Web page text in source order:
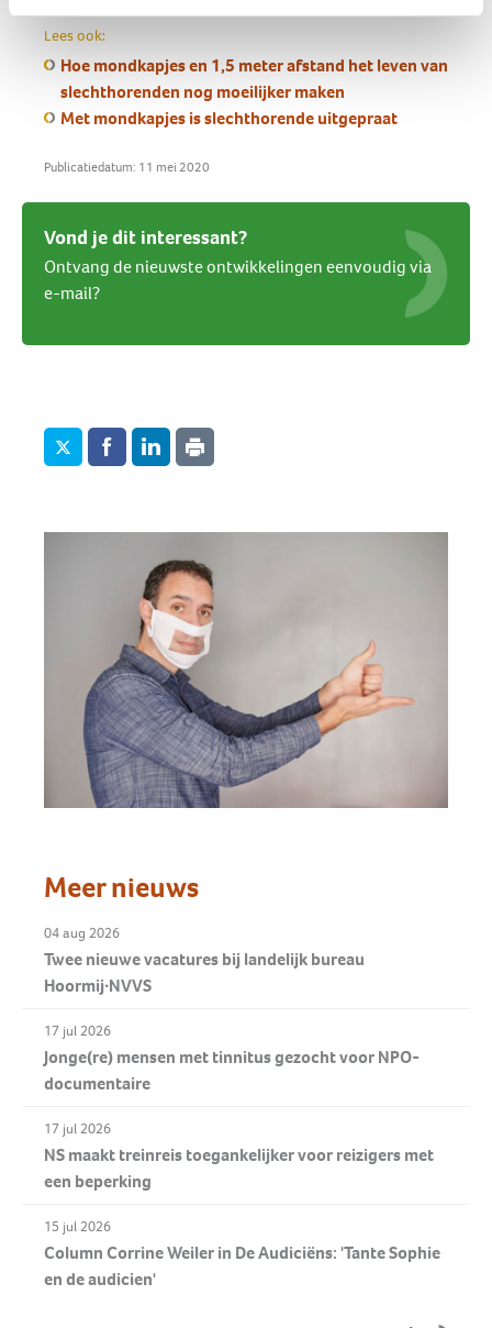
Lees ook:
Hoe mondkapjes en 1,5 meter afstand het leven van
slechthorenden nog moeilijker maken
Met mondkapjes is slechthorende uitgepraat
Publicatiedatum: 11 mei 2020
Vond je dit interessant?
Ontvang de nieuwste ontwikkelingen eenvoudig via
e-mail?
Meer nieuws
04 aug 2026
Twee nieuwe vacatures bij landelijk bureau
Hoormij∙NVVS
17 jul 2026
Jonge(re) mensen met tinnitus gezocht voor NPO-
documentaire
17 jul 2026
NS maakt treinreis toegankelijker voor reizigers met
een beperking
15 jul 2026
Column Corrine Weiler in De Audiciëns: 'Tante Sophie
en de audicien'